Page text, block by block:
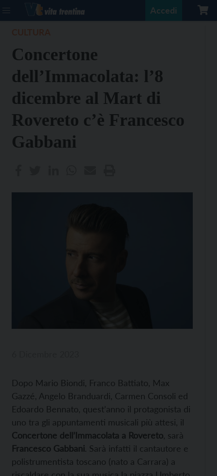
Accedi
Concertone
dell’Immacolata: l’8
dicembre al Mart di
Rovereto c’è Francesco
Gabbani
Dopo Mario Biondi, Franco Battiato, Max
Gazzé, Angelo Branduardi, Carmen Consoli ed
Edoardo Bennato, quest’anno il protagonista di
uno tra gli appuntamenti musicali più attesi, il
Concertone dell’Immacolata a Rovereto , sarà
Francesco Gabbani. Sarà infatti il cantautore e
polistrumentista toscano (nato a Carrara) a